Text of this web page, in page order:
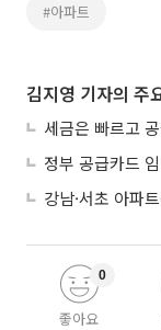
#아파트
김지영 기자의 주
세금은 빠르고
좋아요
0